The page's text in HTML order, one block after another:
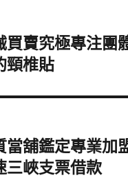
買賣究極專注團
頸椎貼
當舖鑑定專業加
三峽支票借款